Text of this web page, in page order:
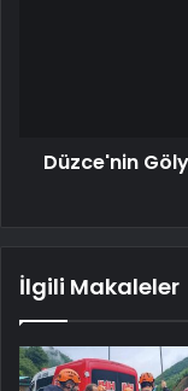
Düzce'nin
İlgili Makaleler